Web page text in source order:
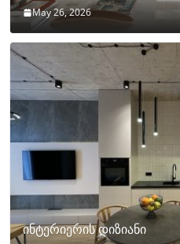
May 26, 2026
ინტერიერის დიზიანი